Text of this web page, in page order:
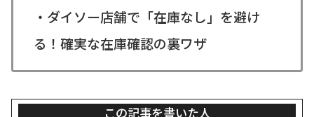
・ダイソー店舗で「在庫なし」を避け
る！確実な在庫確認の裏ワザ
この記事を書いた人